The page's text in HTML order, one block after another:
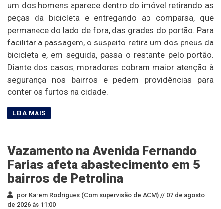
um dos homens aparece dentro do imóvel retirando as
peças da bicicleta e entregando ao comparsa, que
permanece do lado de fora, das grades do portão. Para
facilitar a passagem, o suspeito retira um dos pneus da
bicicleta e, em seguida, passa o restante pelo portão.
Diante dos casos, moradores cobram maior atenção à
segurança nos bairros e pedem providências para
conter os furtos na cidade.
Vazamento na Avenida Fernando
Farias afeta abastecimento em 5
bairros de Petrolina
por Karem Rodrigues (Com supervisão de ACM) // 07 de agosto
de 2026 às 11:00